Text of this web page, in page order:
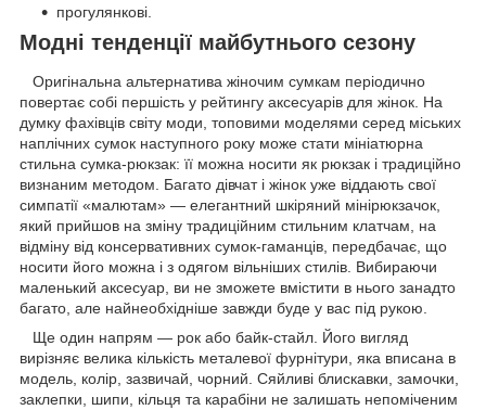
прогулянкові.
Модні тенденції майбутнього сезону
Оригінальна альтернатива жіночим сумкам періодично
повертає собі першість у рейтингу аксесуарів для жінок. На
думку фахівців світу моди, топовими моделями серед міських
наплічних сумок наступного року може стати мініатюрна
стильна сумка-рюкзак: її можна носити як рюкзак і традиційно
визнаним методом. Багато дівчат і жінок уже віддають свої
симпатії «малютам» — елегантний шкіряний мінірюкзачок,
який прийшов на зміну традиційним стильним клатчам, на
відміну від консервативних сумок-гаманців, передбачає, що
носити його можна і з одягом вільніших стилів. Вибираючи
маленький аксесуар, ви не зможете вмістити в нього занадто
багато, але найнеобхідніше завжди буде у вас під рукою.
Ще один напрям — рок або байк-стайл. Його вигляд
вирізняє велика кількість металевої фурнітури, яка вписана в
модель, колір, зазвичай, чорний. Сяйливі блискавки, замочки,
заклепки, шипи, кільця та карабіни не залишать непоміченим